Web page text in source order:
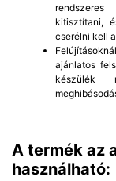
kitisztítani,
cserélni kell
ajánlatos
készülék
A termék az
használható: